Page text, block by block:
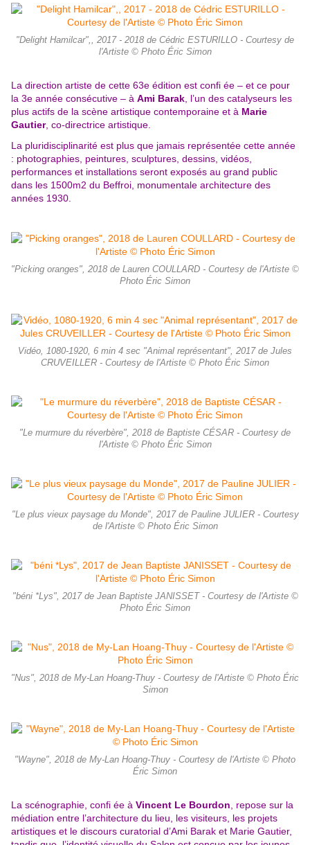
"Delight Hamilcar",, 2017 - 2018 de Cédric ESTURILLO - Courtesy de
l'Artiste © Photo Éric Simon
La direction artiste de cette 63e édition est confi ée – et ce pour
la 3e année consécutive – à Ami Barak, l’un des catalyseurs les
plus actifs de la scène artistique contemporaine et à Marie
Gautier, co-directrice artistique.
La pluridisciplinarité est plus que jamais représentée cette année
: photographies, peintures, sculptures, dessins, vidéos,
performances et installations seront exposés au grand public
dans les 1500m2 du Beffroi, monumentale architecture des
années 1930.
"Picking oranges", 2018 de Lauren COULLARD - Courtesy de l'Artiste ©
Photo Éric Simon
Vidéo, 1080-1920, 6 min 4 sec "Animal représentant", 2017 de Jules
CRUVEILLER - Courtesy de l'Artiste © Photo Éric Simon
"Le murmure du réverbère", 2018 de Baptiste CÉSAR - Courtesy de
l'Artiste © Photo Éric Simon
"Le plus vieux paysage du Monde", 2017 de Pauline JULIER - Courtesy
de l'Artiste © Photo Éric Simon
"béni *Lys", 2017 de Jean Baptiste JANISSET - Courtesy de l'Artiste ©
Photo Éric Simon
"Nus", 2018 de My-Lan Hoang-Thuy - Courtesy de l'Artiste © Photo Éric
Simon
"Wayne", 2018 de My-Lan Hoang-Thuy - Courtesy de l'Artiste © Photo
Éric Simon
La scénographie, confi ée à Vincent Le Bourdon , repose sur la
médiation entre l’architecture du lieu,
les visiteurs, les projets
artistiques et le discours curatorial d’Ami Barak et Marie Gautier,